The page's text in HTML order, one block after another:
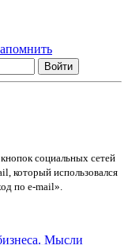
социальных сетей
который использовался
по e-mail».